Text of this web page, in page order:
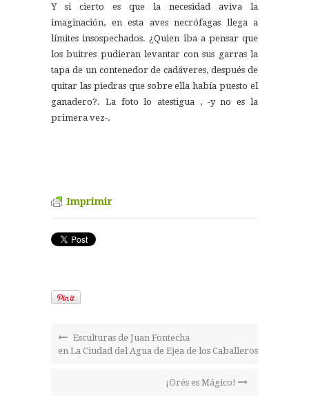
Y si cierto es que la necesidad aviva la
imaginación, en esta aves necrófagas llega a
límites insospechados. ¿Quien iba a pensar que
los buitres pudieran levantar con sus garras la
tapa de un contenedor de cadáveres, después de
quitar las piedras que sobre ella había puesto el
ganadero?. La foto lo atestigua , -y no es la
primera vez-.
Imprimir
Esculturas de Juan Fontecha
en La Ciudad del Agua de Ejea de los Caballeros.
¡Orés es Mágico!